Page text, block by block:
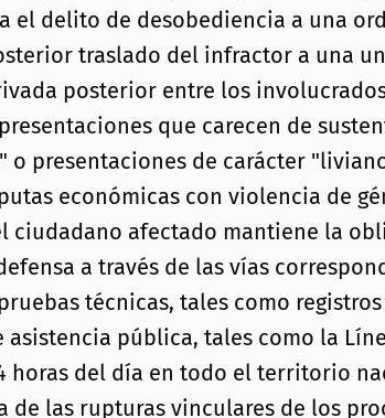
el delito de desobediencia a una
traslado del infractor a una
posterior entre los
que carecen de
o presentaciones de carácter
económicas con violencia de
ciudadano afectado mantiene la
a través de las vías
técnicas, tales como
asistencia pública, tales como la
horas del día en todo el territorio
de las rupturas vinculares de los